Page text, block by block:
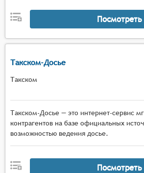
Посмотреть
Такском-Досье
Такском
Такском-Досье — это интернет-сервис
контрагентов на базе официальных
возможностью ведения досье.
Посмотреть